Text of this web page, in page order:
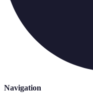
Navigation